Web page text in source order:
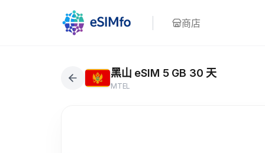
商店
黑山 eSIM 5 GB 30 天
MTEL